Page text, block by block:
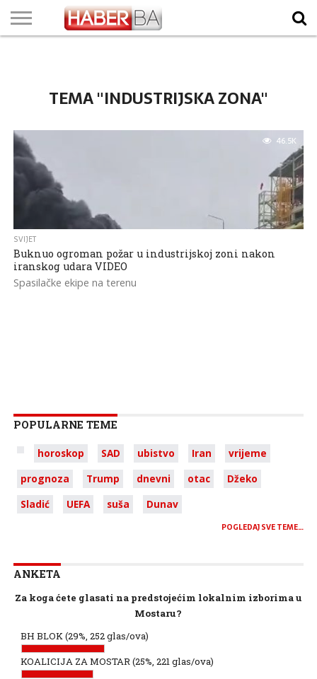
TEMA "INDUSTRIJSKA ZONA"
46.5K
SVIJET
Buknuo ogroman požar u industrijskoj zoni nakon
iranskog udara VIDEO
Spasilačke ekipe na terenu
POPULARNE TEME
horoskop SAD ubistvo Iran
vrijeme
prognoza
Trump dnevni otac
Džeko
Sladić
UEFA suša Dunav
POGLEDAJ SVE TEME…
ANKETA
Za koga ćete glasati na predstojećim lokalnim izborima u
Mostaru?
BH BLOK(29%, 252 glas/ova)
KOALICIJA ZA MOSTAR(25%, 221 glas/ova)